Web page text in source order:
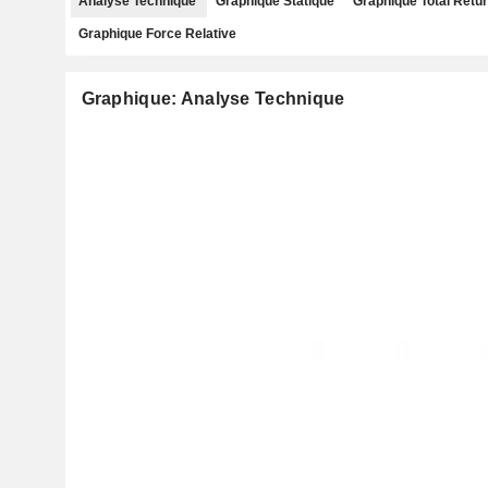
Graphique Force Relative
Graphique: Analyse Technique